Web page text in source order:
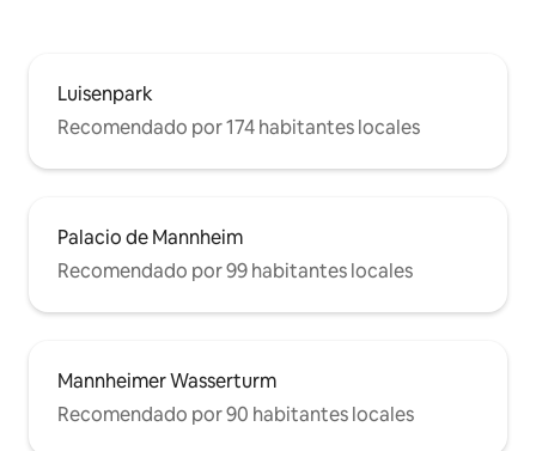
Luisenpark
Recomendado por 174 habitantes locales
Palacio de Mannheim
Recomendado por 99 habitantes locales
Mannheimer Wasserturm
Recomendado por 90 habitantes locales